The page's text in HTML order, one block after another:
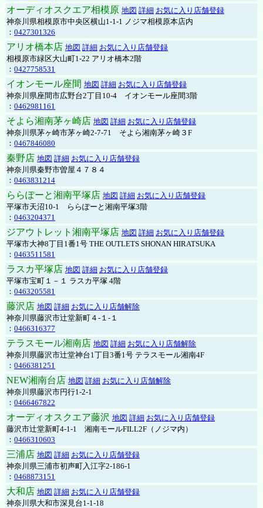
オーディオスクエア相模原 地図 詳細 お気に入り店舗登録
神奈川県相模原市中央区横山1-1-1 ノジマ相模原本店内
： 0427301326
アリオ橋本店 地図 詳細 お気に入り店舗登録
相模原市緑区大山町1-22 アリオ橋本2階
： 0427758531
イオンモール座間 地図 詳細 お気に入り店舗登録
神奈川県座間市広野台2丁目10-4 イオンモール座間3階
： 0462981161
そよら湘南茅ヶ崎店 地図 詳細 お気に入り店舗登録
神奈川県茅ヶ崎市茅ヶ崎2‐7‐71 そよら湘南茅ヶ崎３F
： 0467846080
秦野店 地図 詳細 お気に入り店舗登録
神奈川県秦野市曽屋４７８４
： 0463831214
ららぽーと湘南平塚店 地図 詳細 お気に入り店舗登録
平塚市天沼10-1 ららぽーと湘南平塚3階
： 0463204371
ジアウトレット湘南平塚店 地図 詳細 お気に入り店舗登録
平塚市大神8丁目1番1号 THE OUTLETS SHONAN HIRATSUKA
： 0463511581
ラスカ平塚店 地図 詳細 お気に入り店舗登録
平塚市宝町１－１ ラスカ平塚 4階
： 0463205581
藤沢店 地図 詳細 お気に入り店舗解除
神奈川県藤沢市辻堂新町４-１-１
： 0466316377
テラスモール湘南店 地図 詳細 お気に入り店舗解除
神奈川県藤沢市辻堂神台1丁目3番1号 テラスモール湘南4F
： 0466381251
NEW湘南台店 地図 詳細 お気に入り店舗解除
神奈川県藤沢市円行1-2-1
： 0466467822
オーディオスクエア藤沢 地図 詳細 お気に入り店舗登録
藤沢市辻堂新町4-1-1 湘南モールFILL2F（ノジマ内）
： 0466310603
三浦店 地図 詳細 お気に入り店舗登録
神奈川県三浦市初声町入江字2-186-1
： 0468873151
大和店 地図 詳細 お気に入り店舗登録
神奈川県大和市深見台1-1-18